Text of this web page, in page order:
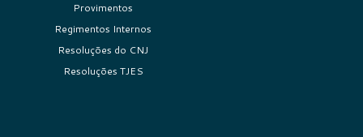
Provimentos
Regimentos Internos
Resoluções do CNJ
Resoluções TJES